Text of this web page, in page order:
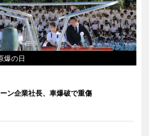
爆の日
ーン企業社長、車爆破で重傷